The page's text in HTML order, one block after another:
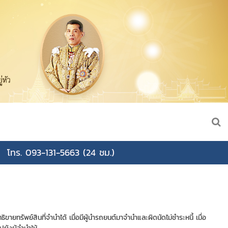
โทร. 093-131-5663 (24 ชม.)
ยทรัพย์สินที่จำนำได้ เมื่อมีผู้นำรถยนต์มาจำนำและผิดนัดไม่ชำระหนี้ เมื่อ